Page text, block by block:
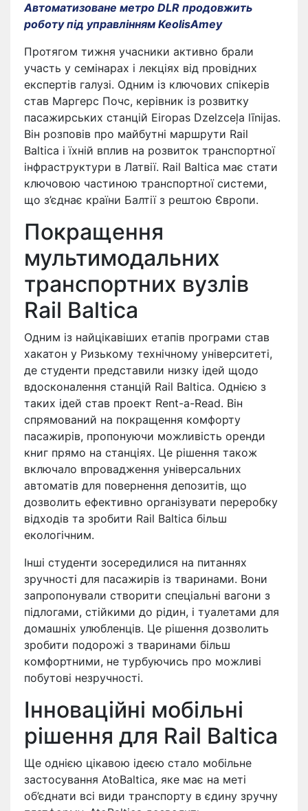
Автоматизоване метро DLR продовжить
роботу під управлінням KeolisAmey
Протягом тижня учасники активно брали
участь у семінарах і лекціях від провідних
експертів галузі. Одним із ключових спікерів
став Маргерс Почс, керівник із розвитку
пасажирських станцій Eiropas Dzelzceļa līnijas.
Він розповів про майбутні маршрути Rail
Baltica і їхній вплив на розвиток транспортної
інфраструктури в Латвії. Rail Baltica має стати
ключовою частиною транспортної системи,
що з’єднає країни Балтії з рештою Європи.
Покращення
мультимодальних
транспортних вузлів
Rail Baltica
Одним із найцікавіших етапів програми став
хакатон у Ризькому технічному університеті,
де студенти представили низку ідей щодо
вдосконалення станцій Rail Baltica. Однією з
таких ідей став проект Rent-a-Read. Він
спрямований на покращення комфорту
пасажирів, пропонуючи можливість оренди
книг прямо на станціях. Це рішення також
включало впровадження універсальних
автоматів для повернення депозитів, що
дозволить ефективно організувати переробку
відходів та зробити Rail Baltica більш
екологічним.
Інші студенти зосередилися на питаннях
зручності для пасажирів із тваринами. Вони
запропонували створити спеціальні вагони з
підлогами, стійкими до рідин, і туалетами для
домашніх улюбленців. Це рішення дозволить
зробити подорожі з тваринами більш
комфортними, не турбуючись про можливі
побутові незручності.
Інноваційні мобільні
рішення для Rail Baltica
Ще однією цікавою ідеєю стало мобільне
застосування AtoBaltica, яке має на меті
об’єднати всі види транспорту в єдину зручну